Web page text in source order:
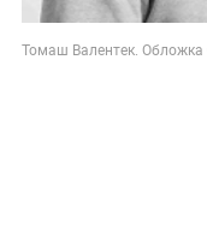
Томаш Валентек.